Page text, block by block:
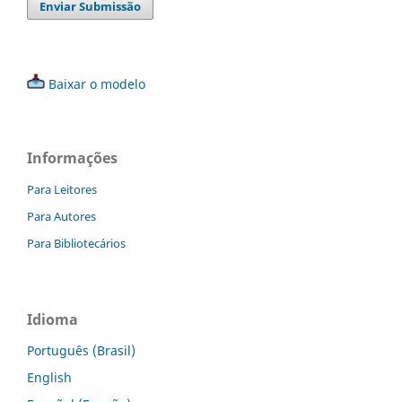
Enviar Submissão
Baixar o modelo
Informações
Para Leitores
Para Autores
Para Bibliotecários
Idioma
Português (Brasil)
English